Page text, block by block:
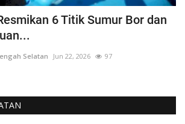
6 Titik Sumur Bor dan
Selatan Jun 22, 2026 97